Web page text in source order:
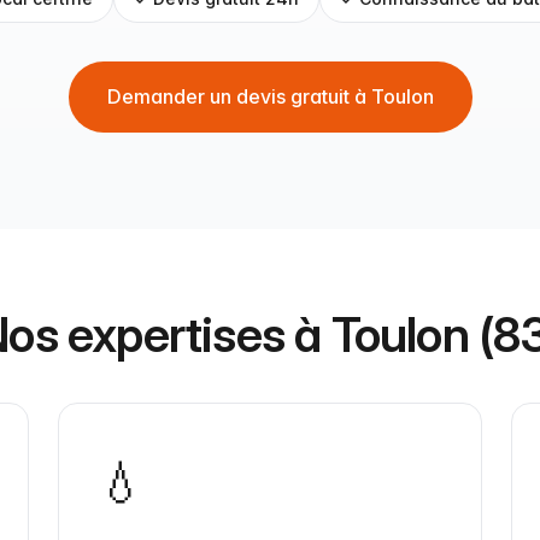
Demander un devis gratuit à Toulon
expertises à Toulon
💧